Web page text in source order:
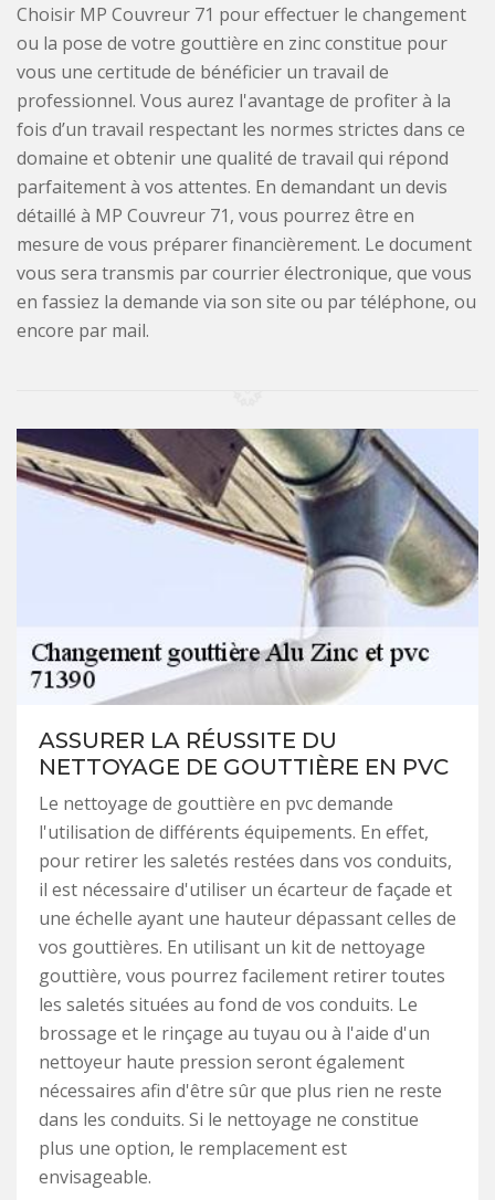
Choisir MP Couvreur 71 pour effectuer le changement
ou la pose de votre gouttière en zinc constitue pour
vous une certitude de bénéficier un travail de
professionnel. Vous aurez l'avantage de profiter à la
fois d’un travail respectant les normes strictes dans ce
domaine et obtenir une qualité de travail qui répond
parfaitement à vos attentes. En demandant un devis
détaillé à MP Couvreur 71, vous pourrez être en
mesure de vous préparer financièrement. Le document
vous sera transmis par courrier électronique, que vous
en fassiez la demande via son site ou par téléphone, ou
encore par mail.
ASSURER LA RÉUSSITE DU
NETTOYAGE DE GOUTTIÈRE EN PVC
Le nettoyage de gouttière en pvc demande
l'utilisation de différents équipements. En effet,
pour retirer les saletés restées dans vos conduits,
il est nécessaire d'utiliser un écarteur de façade et
une échelle ayant une hauteur dépassant celles de
vos gouttières. En utilisant un kit de nettoyage
gouttière, vous pourrez facilement retirer toutes
les saletés situées au fond de vos conduits. Le
brossage et le rinçage au tuyau ou à l'aide d'un
nettoyeur haute pression seront également
nécessaires afin d'être sûr que plus rien ne reste
dans les conduits. Si le nettoyage ne constitue
plus une option, le remplacement est
envisageable.